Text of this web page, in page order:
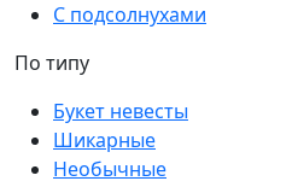
С подсолнухами
По типу
Букет невесты
Шикарные
Необычные